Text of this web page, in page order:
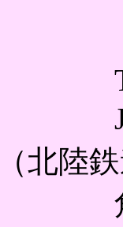
か
北陸
ン